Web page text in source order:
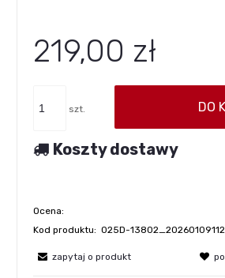
219,00 zł
szt. DO
Koszty dostawy
Ocena:
Kod produktu: 025D-
zapytaj o produkt